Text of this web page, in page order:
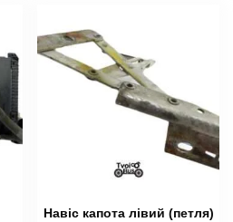
Навіс капота лівий (петля)